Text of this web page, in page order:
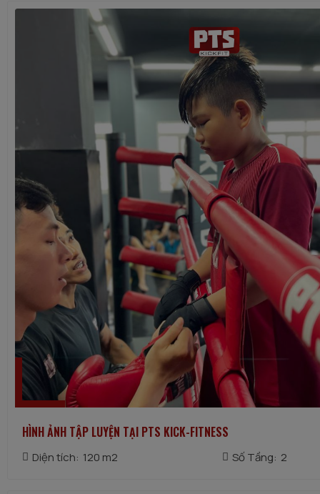
HÌNH ẢNH TẬP LUYỆN TẠI PTS KICK-FITNESS
Diện tích: 120 m2 Số Tầng: 2